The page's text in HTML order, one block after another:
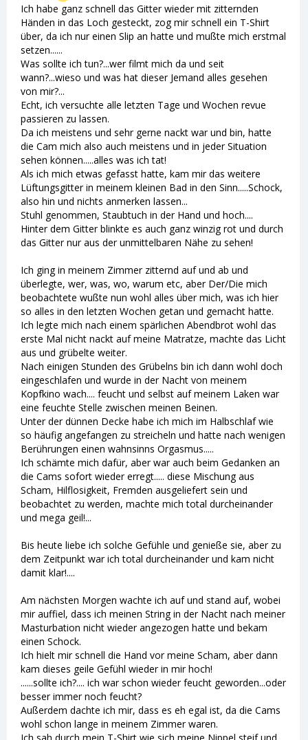
Ich habe ganz schnell das Gitter wieder mit zitternden
Händen in das Loch gesteckt, zog mir schnell ein T-Shirt
über, da ich nur einen Slip an hatte und mußte mich erstmal
setzen......
Was sollte ich tun?...wer filmt mich da und seit
wann?...wieso und was hat dieser Jemand alles gesehen
von mir?...
Echt, ich versuchte alle letzten Tage und Wochen revue
passieren zu lassen.
Da ich meistens und sehr gerne nackt war und bin, hatte
die Cam mich also auch meistens und in jeder Situation
sehen können.....alles was ich tat!
Als ich mich etwas gefasst hatte, kam mir das weitere
Lüftungsgitter in meinem kleinen Bad in den Sinn.....Schock,
also hin und nichts anmerken lassen...
Stuhl genommen, Staubtuch in der Hand und hoch....
Hinter dem Gitter blinkte es auch ganz winzig rot und durch
das Gitter nur aus der unmittelbaren Nähe zu sehen!
Ich ging in meinem Zimmer zitternd auf und ab und
überlegte, wer, was, wo, warum etc, aber Der/Die mich
beobachtete wußte nun wohl alles über mich, was ich hier
so alles in den letzten Wochen getan und gemacht hatte.
Ich legte mich nach einem spärlichen Abendbrot wohl das
erste Mal nicht nackt auf meine Matratze, machte das Licht
aus und grübelte weiter.
Nach einigen Stunden des Grübelns bin ich dann wohl doch
eingeschlafen und wurde in der Nacht von meinem
Kopfkino wach.... feucht und selbst auf meinem Laken war
eine feuchte Stelle zwischen meinen Beinen.
Unter der dünnen Decke habe ich mich im Halbschlaf wie
so häufig angefangen zu streicheln und hatte nach wenigen
Berührungen einen wahnsinns Orgasmus.....
Ich schämte mich dafür, aber war auch beim Gedanken an
die Cams sofort wieder erregt..... diese Mischung aus
Scham, Hilflosigkeit, Fremden ausgeliefert sein und
beobachtet zu werden, machte mich total durcheinander
und mega geil!...
Bis heute liebe ich solche Gefühle und genieße sie, aber zu
dem Zeitpunkt war ich total durcheinander und kam nicht
damit klar!....
Am nächsten Morgen wachte ich auf und stand auf, wobei
mir auffiel, dass ich meinen String in der Nacht nach meiner
Masturbation nicht wieder angezogen hatte und bekam
einen Schock.
Ich hielt mir schnell die Hand vor meine Scham, aber dann
kam dieses geile Gefühl wieder in mir hoch!
......sollte ich?.... ich war schon wieder feucht geworden...oder
besser immer noch feucht?
Außerdem dachte ich mir, dass es eh egal ist, da die Cams
wohl schon lange in meinem Zimmer waren.